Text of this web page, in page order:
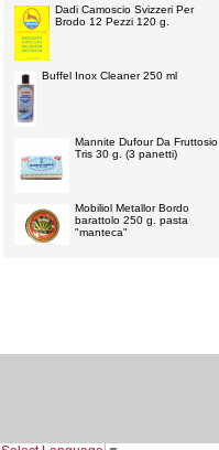
Dadi Camoscio Svizzeri Per
Brodo 12 Pezzi 120 g.
Buffel Inox Cleaner 250 ml
Mannite Dufour Da Fruttosio
Tris 30 g. (3 panetti)
Mobiliol Metallor Bordo
barattolo 250 g. pasta
"manteca"